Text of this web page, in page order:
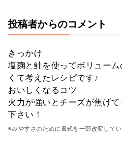
投稿者からのコメント
きっかけ
塩麹と鮭を使ってボリュー
くて考えたレシピです♪
おいしくなるコツ
火力が強いとチーズが焦げ
下さい！
※みやすさのために書式を一部改変してい